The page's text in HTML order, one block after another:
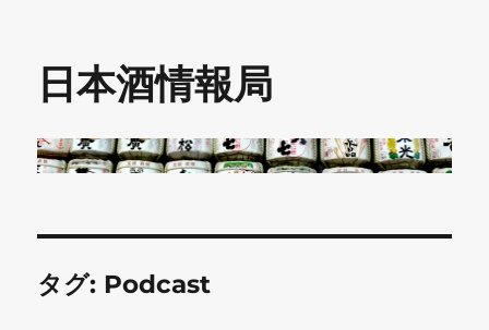
日本酒情報局
タグ: Podcast